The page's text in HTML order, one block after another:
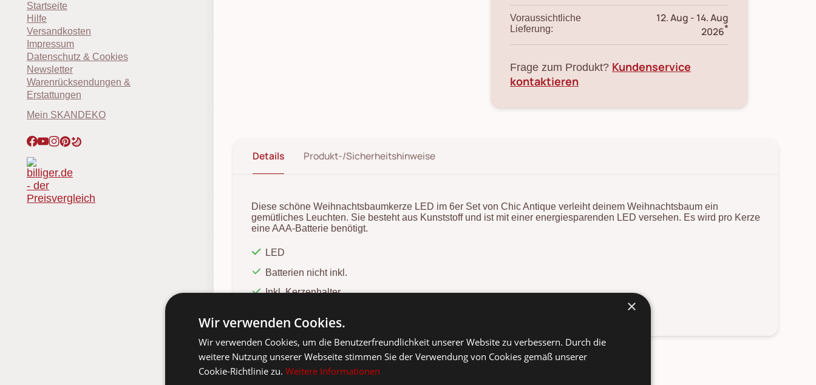
Startseite
Hilfe
Versandkosten
Impressum
Datenschutz & Cookies
Newsletter
Warenrücksendungen &
Erstattungen
Mein SKANDEKO
Voraussichtliche
Lieferung:
12. Aug - 14. Aug
2026*
Frage zum Produkt? Kundenservice
kontaktieren
Details Produkt-/Sicherheitshinweise
Diese schöne Weihnachtsbaumkerze LED im 6er Set von Chic Antique verleiht deinem Weihnachtsbaum ein
gemütliches Leuchten. Sie besteht aus Kunststoff und ist mit einer energiesparenden LED versehen. Es wird pro Kerze
eine AAA-Batterie benötigt.
LED
Batterien nicht inkl.
Inkl. Kerzenhalter
×
Wir verwenden Cookies.
Wir verwenden Cookies, um die Benutzerfreundlichkeit unserer Website zu verbessern. Durch die
weitere Nutzung unserer Webseite stimmen Sie der Verwendung von Cookies gemäß unserer
Cookie-Richtlinie zu. Weitere Informationen